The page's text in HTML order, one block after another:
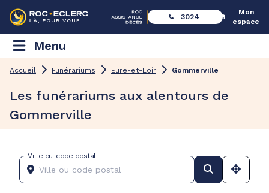
3024
Mon
espace
Menu
Accueil Funérariums Eure-et-Loir Gommerville
Les funérariums aux alentours de
Gommerville
Ville ou code postal